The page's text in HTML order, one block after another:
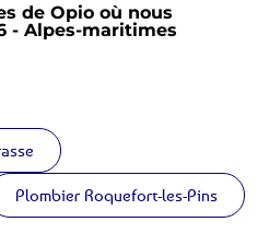
de Opio où nous
- Alpes-maritimes
Plombier Roquefort-les-Pins